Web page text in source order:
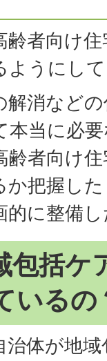
者向け
ようにし
消など
当に必
者向け
把握し
的に整備
包括ケ
いるの
治体が地